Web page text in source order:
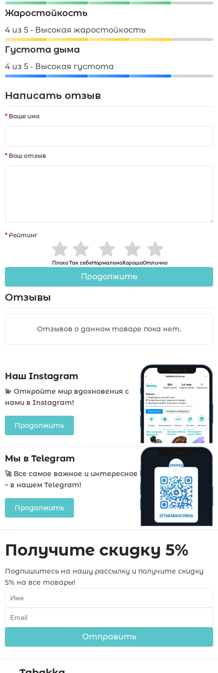
Жаростойкость
4 из 5 - Высокая жаростойкость
Густота дыма
4 из 5 - Высокая густота
Написать отзыв
Ваше имя
Ваш отзыв
Рейтинг
ПлохоТак себеНормальноХорошоОтлично
Продолжить
Отзывы
Отзывов о данном товаре пока нет.
Наш Instagram
💫 Откройте мир вдохновения с
нами в Instagram!
Продолжить
Мы в Telegram
🚀 Все самое важное и интересное
– в нашем Telegram!
Продолжить
Получите скидку 5%
Подпишитесь на нашу рассылку и получите скидку
5% на все товары!
Отправить